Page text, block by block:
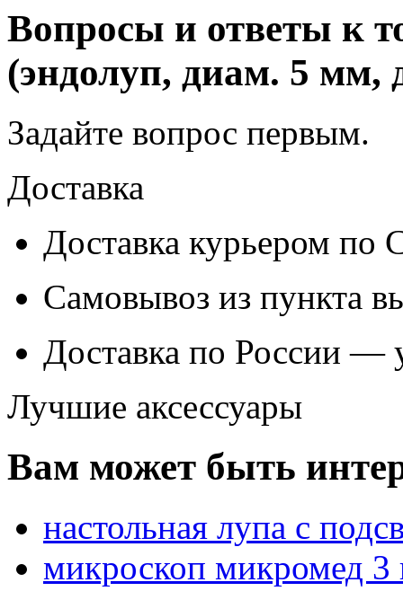
Вопросы и ответы к
(эндолуп, диам. 5 мм,
Задайте вопрос первым.
Доставка
Доставка курьером
Самовывоз из пункта
Доставка по России —
Лучшие аксессуары
Вам может быть
настольная лупа с
микроскоп микромед 3